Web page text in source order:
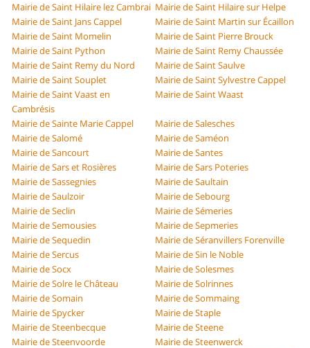
Mairie de Saint Hilaire lez Cambrai Mairie de Saint Hilaire sur Helpe
Mairie de Saint Jans Cappel
Mairie de Saint Martin sur Écaillon
Mairie de Saint Momelin
Mairie de Saint Pierre Brouck
Mairie de Saint Python
Mairie de Saint Remy Chaussée
Mairie de Saint Remy du Nord
Mairie de Saint Saulve
Mairie de Saint Souplet
Mairie de Saint Sylvestre Cappel
Mairie de Saint Vaast en
Cambrésis
Mairie de Saint Waast
Mairie de Sainte Marie Cappel
Mairie de Salesches
Mairie de Salomé
Mairie de Saméon
Mairie de Sancourt
Mairie de Santes
Mairie de Sars et Rosières
Mairie de Sars Poteries
Mairie de Sassegnies
Mairie de Saultain
Mairie de Saulzoir
Mairie de Sebourg
Mairie de Seclin
Mairie de Sémeries
Mairie de Semousies
Mairie de Sepmeries
Mairie de Sequedin
Mairie de Séranvillers Forenville
Mairie de Sercus
Mairie de Sin le Noble
Mairie de Socx
Mairie de Solesmes
Mairie de Solre le Château
Mairie de Solrinnes
Mairie de Somain
Mairie de Sommaing
Mairie de Spycker
Mairie de Staple
Mairie de Steenbecque
Mairie de Steene
Mairie de Steenvoorde
Mairie de Steenwerck